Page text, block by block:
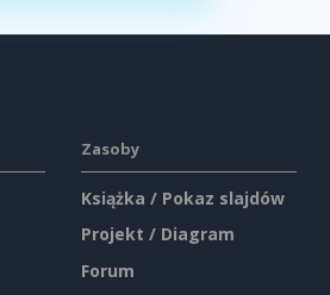
Zasoby
Książka / Pokaz slajdów
Projekt / Diagram
Forum